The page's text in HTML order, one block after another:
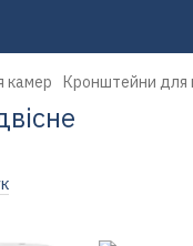
камер Кронштейни для